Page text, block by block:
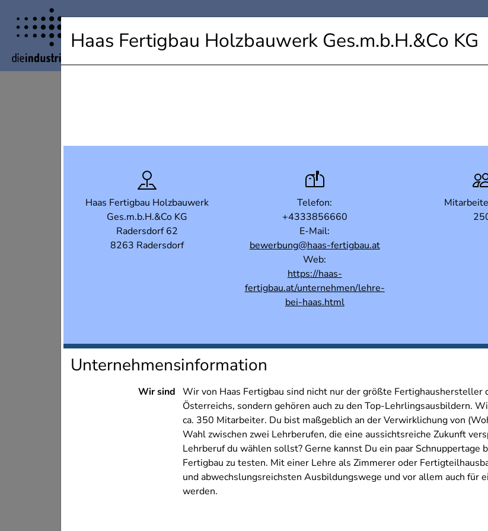
Industrielandkarte Steiermark
Haas Fertigbau Holzbauwerk Ges.m.b.H.&Co KG
Haas Fertigbau Holzbauwerk
Ges.m.b.H.&Co KG
Radersdorf 62
8263 Radersdorf
Telefon:
+4333856660
E-Mail:
bewerbung@haas-fertigbau.at
Web:
https://haas-
fertigbau.at/unternehmen/lehre-
bei-haas.html
Unternehmensinformation
Wir sind Wir von Haas Fertigbau sind nicht nur der größte Fertighaushersteller
Österreichs, sondern gehören auch zu den Top-Lehrlingsausbildern.
ca. 350 Mitarbeiter. Du bist maßgeblich an der Verwirklichung von
Wahl zwischen zwei Lehrberufen, die eine aussichtsreiche Zukunft
Lehrberuf du wählen sollst? Gerne kannst Du ein paar Schnuppertage
Fertigbau zu testen. Mit einer Lehre als Zimmerer oder
und abwechslungsreichsten Ausbildungswege und vor allem auch für
werden.